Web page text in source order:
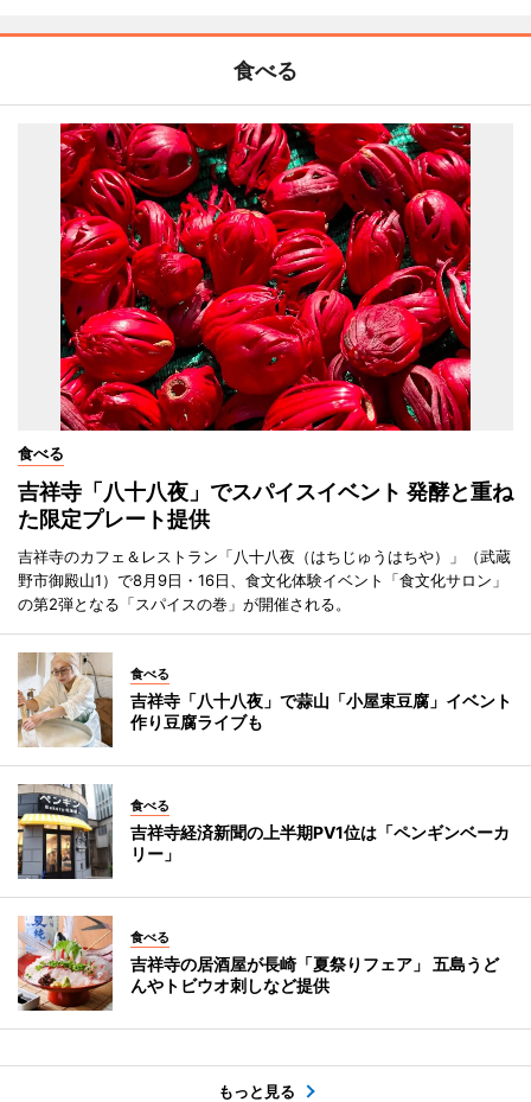
食べる
食べる
吉祥寺「八十八夜」でスパイスイベント 発酵と重ね
た限定プレート提供
吉祥寺のカフェ＆レストラン「八十八夜（はちじゅうはちや）」（武蔵
野市御殿山1）で8月9日・16日、食文化体験イベント「食文化サロン」
の第2弾となる「スパイスの巻」が開催される。
食べる
吉祥寺「八十八夜」で蒜山「小屋束豆腐」イベント
作り豆腐ライブも
食べる
吉祥寺経済新聞の上半期PV1位は「ペンギンベーカ
リー」
食べる
吉祥寺の居酒屋が長崎「夏祭りフェア」 五島うど
んやトビウオ刺しなど提供
もっと見る